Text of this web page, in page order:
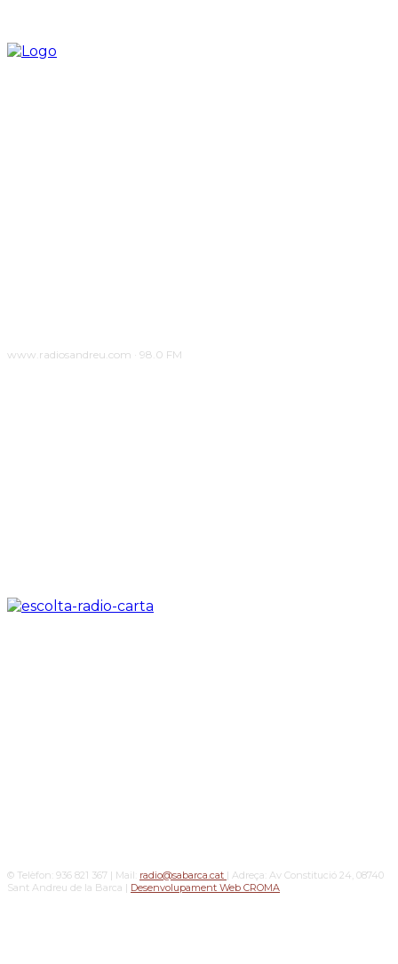
www.radiosandreu.com · 98.0 FM
© Telèfon: 936 821 367 | Mail: radio@sabarca.cat | Adreça: Av Constitució 24, 08740
Sant Andreu de la Barca | Desenvolupament Web CROMA